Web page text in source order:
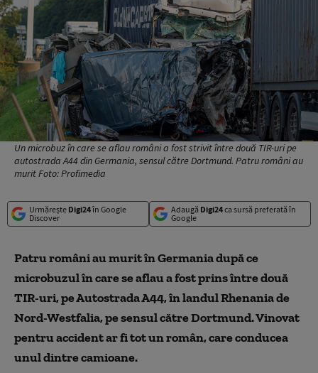
Un microbuz în care se aflau români a fost strivit între două TIR-uri pe
autostrada A44 din Germania, sensul către Dortmund. Patru români au
murit Foto: Profimedia
Urmărește Digi24în Google
Discover
Adaugă Digi24ca sursă preferată în
Google
Patru români au murit în Germania după ce
microbuzul în care se aflau a fost prins între două
TIR-uri,pe Autostrada A44, în landul Rhenania de
Nord-Westfalia, pe sensul către Dortmund. Vinovat
pentru accident ar fi tot un român, care conducea
unul dintre camioane.